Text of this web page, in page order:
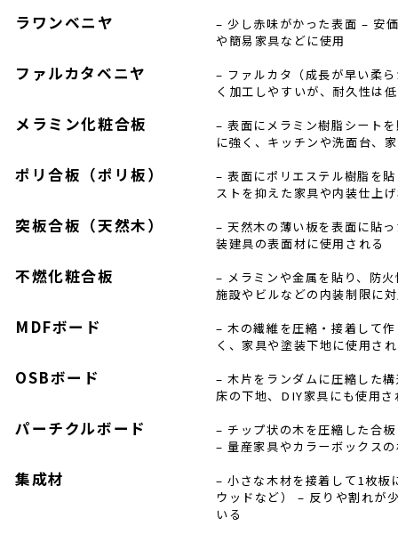
ラワンベニヤ
– 少し赤味がかった表面 – 安
や簡易家具などに使用
ファルカタベニヤ
– ファルカタ（成長が早い柔
く加工しやすいが、耐久性は
メラミン化粧合板
– 表面にメラミン樹脂シート
に強く、キッチンや洗面台、
ポリ合板（ポリ板）
– 表面にポリエステル樹脂を
ストを抑えた家具や内装仕上
突板合板（天然木）
– 天然木の薄い板を表面に貼
装建具の表面材に使用される
不燃化粧合板
– メラミンや金属を貼り、防
施設やビルなどの内装制限に
MDFボード
– 木の繊維を圧縮・接着して
く、家具や塗装下地に使用さ
OSBボード
– 木片をランダムに圧縮した
床の下地、DIY家具にも使用さ
パーチクルボード
– チップ状の木を圧縮した合
– 量産家具やカラーボックス
集成材
– 小さな木材を接着して1枚板
ウッドなど） – 反りや割れが
いる